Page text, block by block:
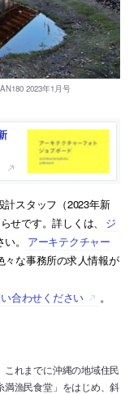
計スタッフ（2023年新
せです。詳しくは、
ジ
。
アーキテクチャー
々な事務所の求人情報が
合わせください
。
れまでに沖縄の地域住民
満漁民食堂」をはじめ、斜